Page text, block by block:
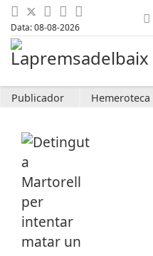
Data: 08-08-2026
Publicador Hemeroteca